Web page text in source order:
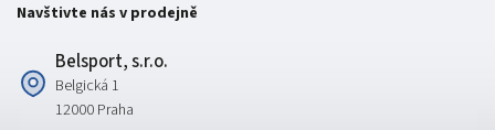
Navštivte nás v prodejně
Belsport, s.r.o.
Belgická 1
12000 Praha